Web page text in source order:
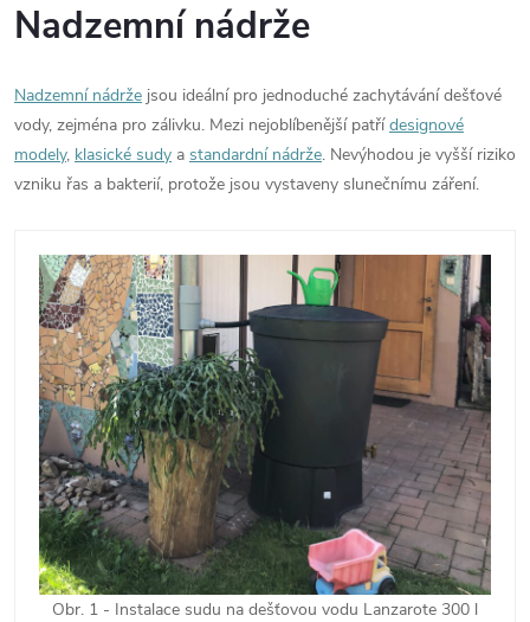
Nadzemní nádrže
Nadzemní nádrže jsou ideální pro jednoduché zachytávání dešťové
vody, zejména pro zálivku. Mezi nejoblíbenější patřídesignové
modely, klasické sudy a standardní nádrže. Nevýhodou je vyšší riziko
vzniku řas a bakterií, protože jsou vystaveny slunečnímu záření.
Obr. 1 - Instalace sudu na dešťovou vodu Lanzarote 300 l